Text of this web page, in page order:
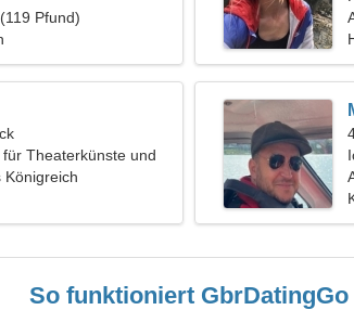
Pfund)
Theaterkünste und
Königreich
So funktioniert GbrDatingGo